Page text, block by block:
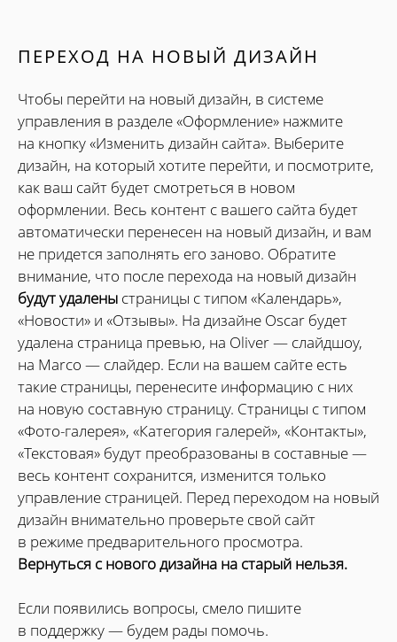
ПЕРЕХОД НА НОВЫЙ ДИЗАЙН
Чтобы перейти на новый дизайн, в системе
управления в разделе «Оформление» нажмите
на кнопку «Изменить дизайн сайта». Выберите
дизайн, на который хотите перейти, и посмотрите,
как ваш сайт будет смотреться в новом
оформлении. Весь контент с вашего сайта будет
автоматически перенесен на новый дизайн, и вам
не придется заполнять его заново. Обратите
внимание, что после перехода на новый дизайн
будут удалены страницы с типом «Календарь»,
«Новости» и «Отзывы». На дизайне Oscar будет
удалена страница превью, на Oliver — слайдшоу,
на Marco — слайдер. Если на вашем сайте есть
такие страницы, перенесите информацию с них
на новую составную страницу. Страницы с типом
«Фото-галерея», «Категория галерей», «Контакты»,
«Текстовая» будут преобразованы в составные —
весь контент сохранится, изменится только
управление страницей. Перед переходом на новый
дизайн внимательно проверьте свой сайт
в режиме предварительного просмотра.
Вернуться с нового дизайна на старый нельзя.
Если появились вопросы, смело пишите
в поддержку — будем рады помочь.